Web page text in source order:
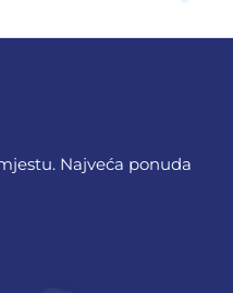
Najveća ponuda